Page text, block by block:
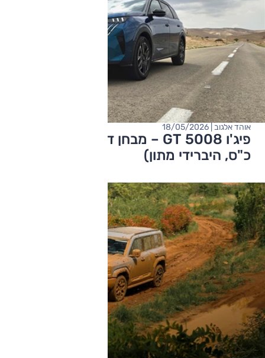
כ"ס, היברידי מתון)
אוהד אלגוב | 18/05/2026